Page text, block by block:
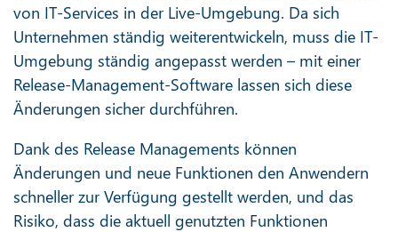
von IT-Services in der Live-Umgebung. Da sich
Unternehmen ständig weiterentwickeln, muss die IT-
Umgebung ständig angepasst werden – mit einer
Release-Management-Software lassen sich diese
Änderungen sicher durchführen.
Dank des Release Managements können
Änderungen und neue Funktionen den Anwendern
schneller zur Verfügung gestellt werden, und das
Risiko, dass die aktuell genutzten Funktionen